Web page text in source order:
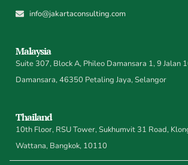
info@jakartaconsulting.com
Malaysia
Suite 307, Block A, Phileo Damansara 1, 9 Jalan
Damansara, 46350 Petaling Jaya, Selangor
Thailand
10th Floor, RSU Tower, Sukhumvit 31 Road,
Wattana, Bangkok, 10110